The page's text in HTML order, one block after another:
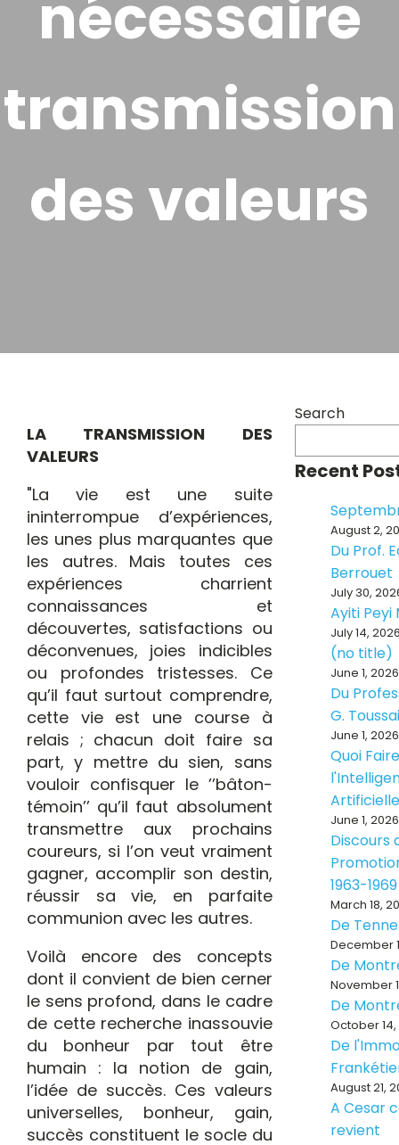
nécessaire
transmission
des valeurs
LA TRANSMISSION DES
VALEURS
"La vie est une suite
ininterrompue d’expériences,
les unes plus marquantes que
les autres. Mais toutes ces
expériences charrient
connaissances et
découvertes, satisfactions ou
déconvenues, joies indicibles
ou profondes tristesses. Ce
qu’il faut surtout comprendre,
cette vie est une course à
relais ; chacun doit faire sa
part, y mettre du sien, sans
vouloir confisquer le ’’bâton-
témoin’’ qu’il faut absolument
transmettre aux prochains
coureurs, si l’on veut vraiment
gagner, accomplir son destin,
réussir sa vie, en parfaite
communion avec les autres.
Voilà encore des concepts
dont il convient de bien cerner
le sens profond, dans le cadre
de cette recherche inassouvie
du bonheur par tout être
humain : la notion de gain,
l’idée de succès. Ces valeurs
universelles, bonheur, gain,
succès constituent le socle du
Search
Recent
August 2,
Du Prof.
Berrouet
July 30,
Ayiti Peyi
July 14,
(no title)
June 1, 2026
Du
G.
June 1, 2026
Quoi
June 1, 2026
Discours
1963-1969
March 18,
De
December
De
November
De
October
De
August 21,
A Cesar
revient